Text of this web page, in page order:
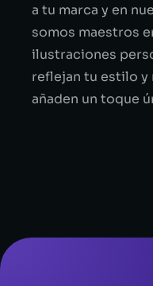
a tu marca y en
somos maestros
ilustraciones
reflejan tu estilo y
añaden un toque